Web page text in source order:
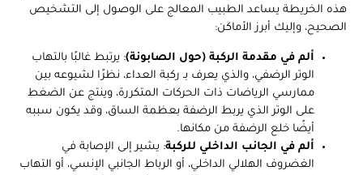
هذه الخريطة يساعد الطبيب المعالج على الوصول إلى التشخيص
الصحيح، وإليك أبرز الأماكن:
ألم في مقدمة الركبة (حول الصابونة): يرتبط غالبًا بالتهاب
الوتر الرضفي، والذي يعرف بـ ركبة العداء، نظرًا لشيوعه بين
ممارسي الرياضات ذات الحركات المتكررة، وينتج عن الضغط
على الوتر الذي يربط الرضفة بعظمة الساق، وقد يكون سببه
أيضًا خلع الرضفة من مكانها.
ألم في الجانب الداخلي للركبة: يشير إلى الإصابة في
الغضروف الهلالي الداخلي، أو الرباط الجانبي الإنسي، أو التهاب